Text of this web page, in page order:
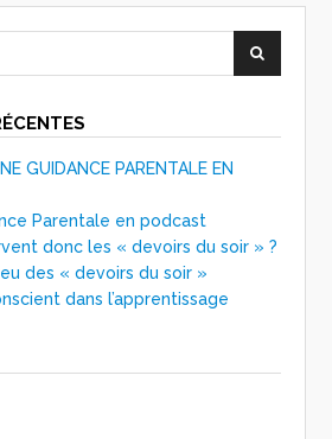
GUIDANCE PARENTALE EN
Parentale en podcast
donc les « devoirs du soir » ?
des « devoirs du soir »
dans l’apprentissage